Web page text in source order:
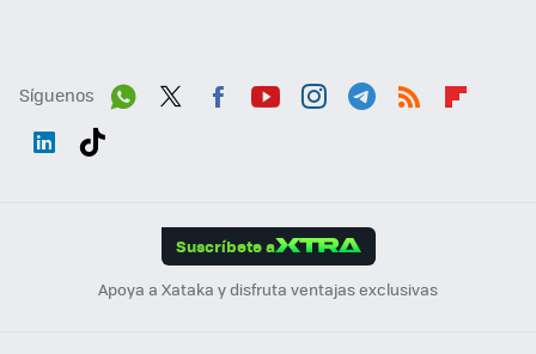
Síguenos
Suscríbete a
Apoya a Xataka y disfruta ventajas exclusivas